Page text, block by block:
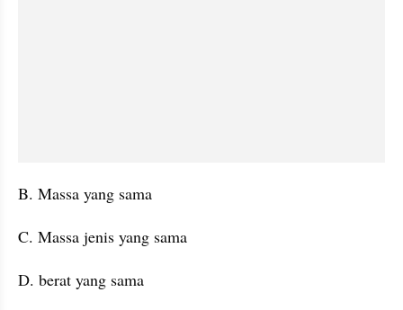
B. Massa yang sama
C. Massa jenis yang sama
D. berat yang sama